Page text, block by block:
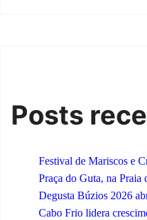
Posts
Festival de Mariscos e
Praça do Guta, na Praia
Degusta Búzios 2026
Cabo Frio lidera